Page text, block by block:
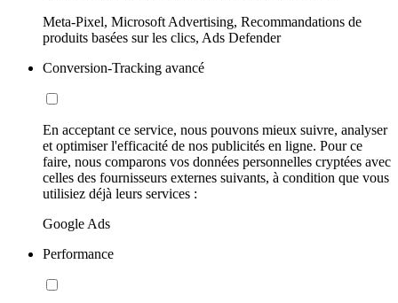
Meta-Pixel, Microsoft Advertising, Recommandations de
produits basées sur les clics, Ads Defender
Conversion-Tracking avancé
En acceptant ce service, nous pouvons mieux suivre, analyser
et optimiser l'efficacité de nos publicités en ligne. Pour ce
faire, nous comparons vos données personnelles cryptées avec
celles des fournisseurs externes suivants, à condition que vous
utilisiez déjà leurs services :
Google Ads
Performance